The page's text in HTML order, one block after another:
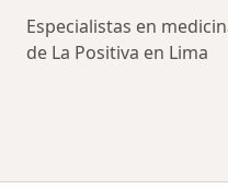
tratadas
Especialistas en
de La Positiva en Lima